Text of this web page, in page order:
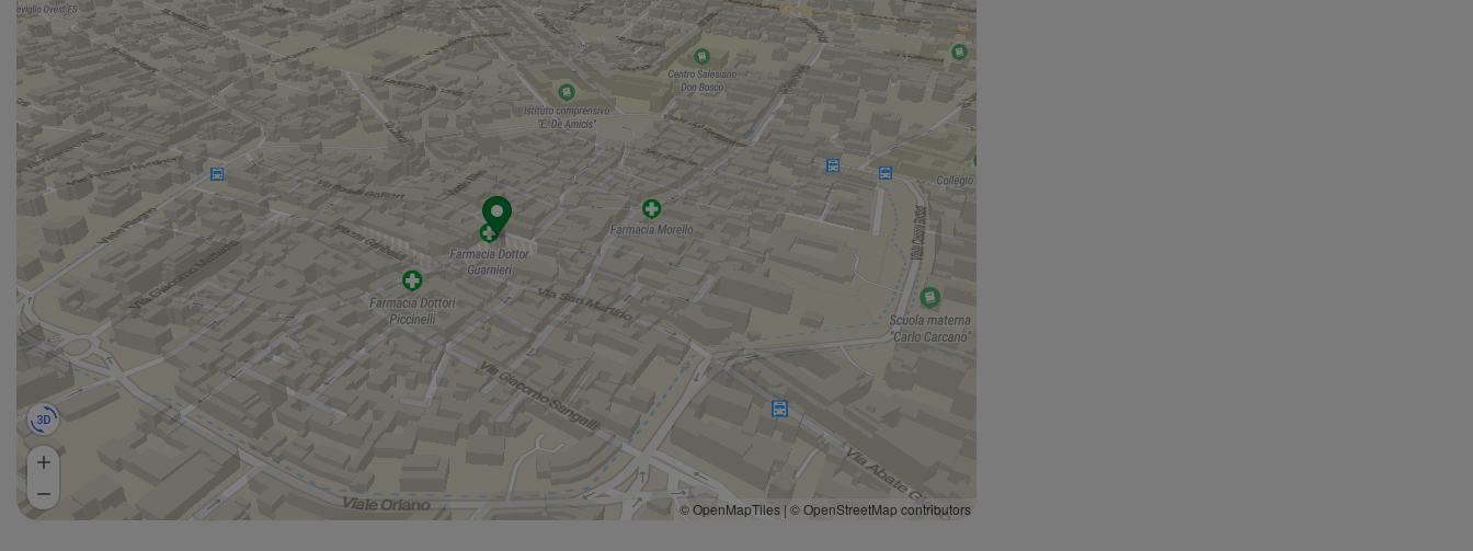
Italmark
930 m
Negozi
Tezenis
Negozi
180 m
Maggi
300 m
Celiachia Store
480 m
Capsule caffè
1,6 Km
Bar
Caffè Milano
20 m
Big Mamy
60 m
Patty & Selma
110 m
120 m
Caffè Sangalli
Ristoranti
Agave
50 m
90 m
© OpenMapTiles | © OpenStreetMap contributors